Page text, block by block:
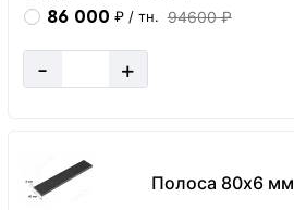
86 000 ₽ / тн. 94600 ₽
- +
Полоса 80х6 мм